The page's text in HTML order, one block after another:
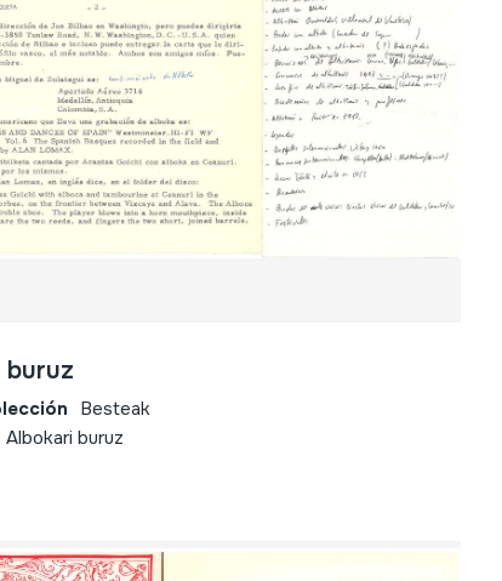
buruz
Besteak
Albokari buruz